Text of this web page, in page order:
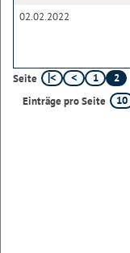
02.02.2022
Seite
1
2
Einträge pro Seite
10